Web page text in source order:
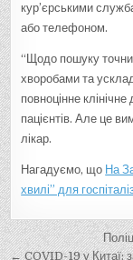
кур’єрськими
або телефоном.
“Щодо пошуку
хворобами та
повноцінне
пацієнтів. Але це
лікар.
Нагадуємо, що На
хвилі” для
Н
← COVID-19 у Китаї: